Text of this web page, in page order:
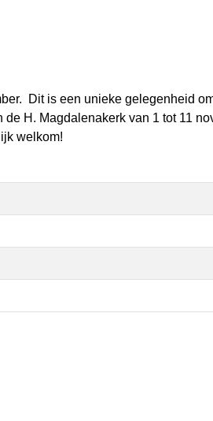
Dit is een unieke gelegenheid
H. Magdalenakerk van 1 tot 11
welkom!